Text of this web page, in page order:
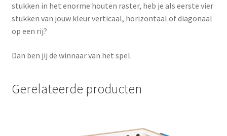
stukken in het enorme houten raster, heb je als eerste vier
stukken van jouw kleur verticaal, horizontaal of diagonaal
op een rij?
Dan ben jij de winnaar van het spel.
Gerelateerde producten